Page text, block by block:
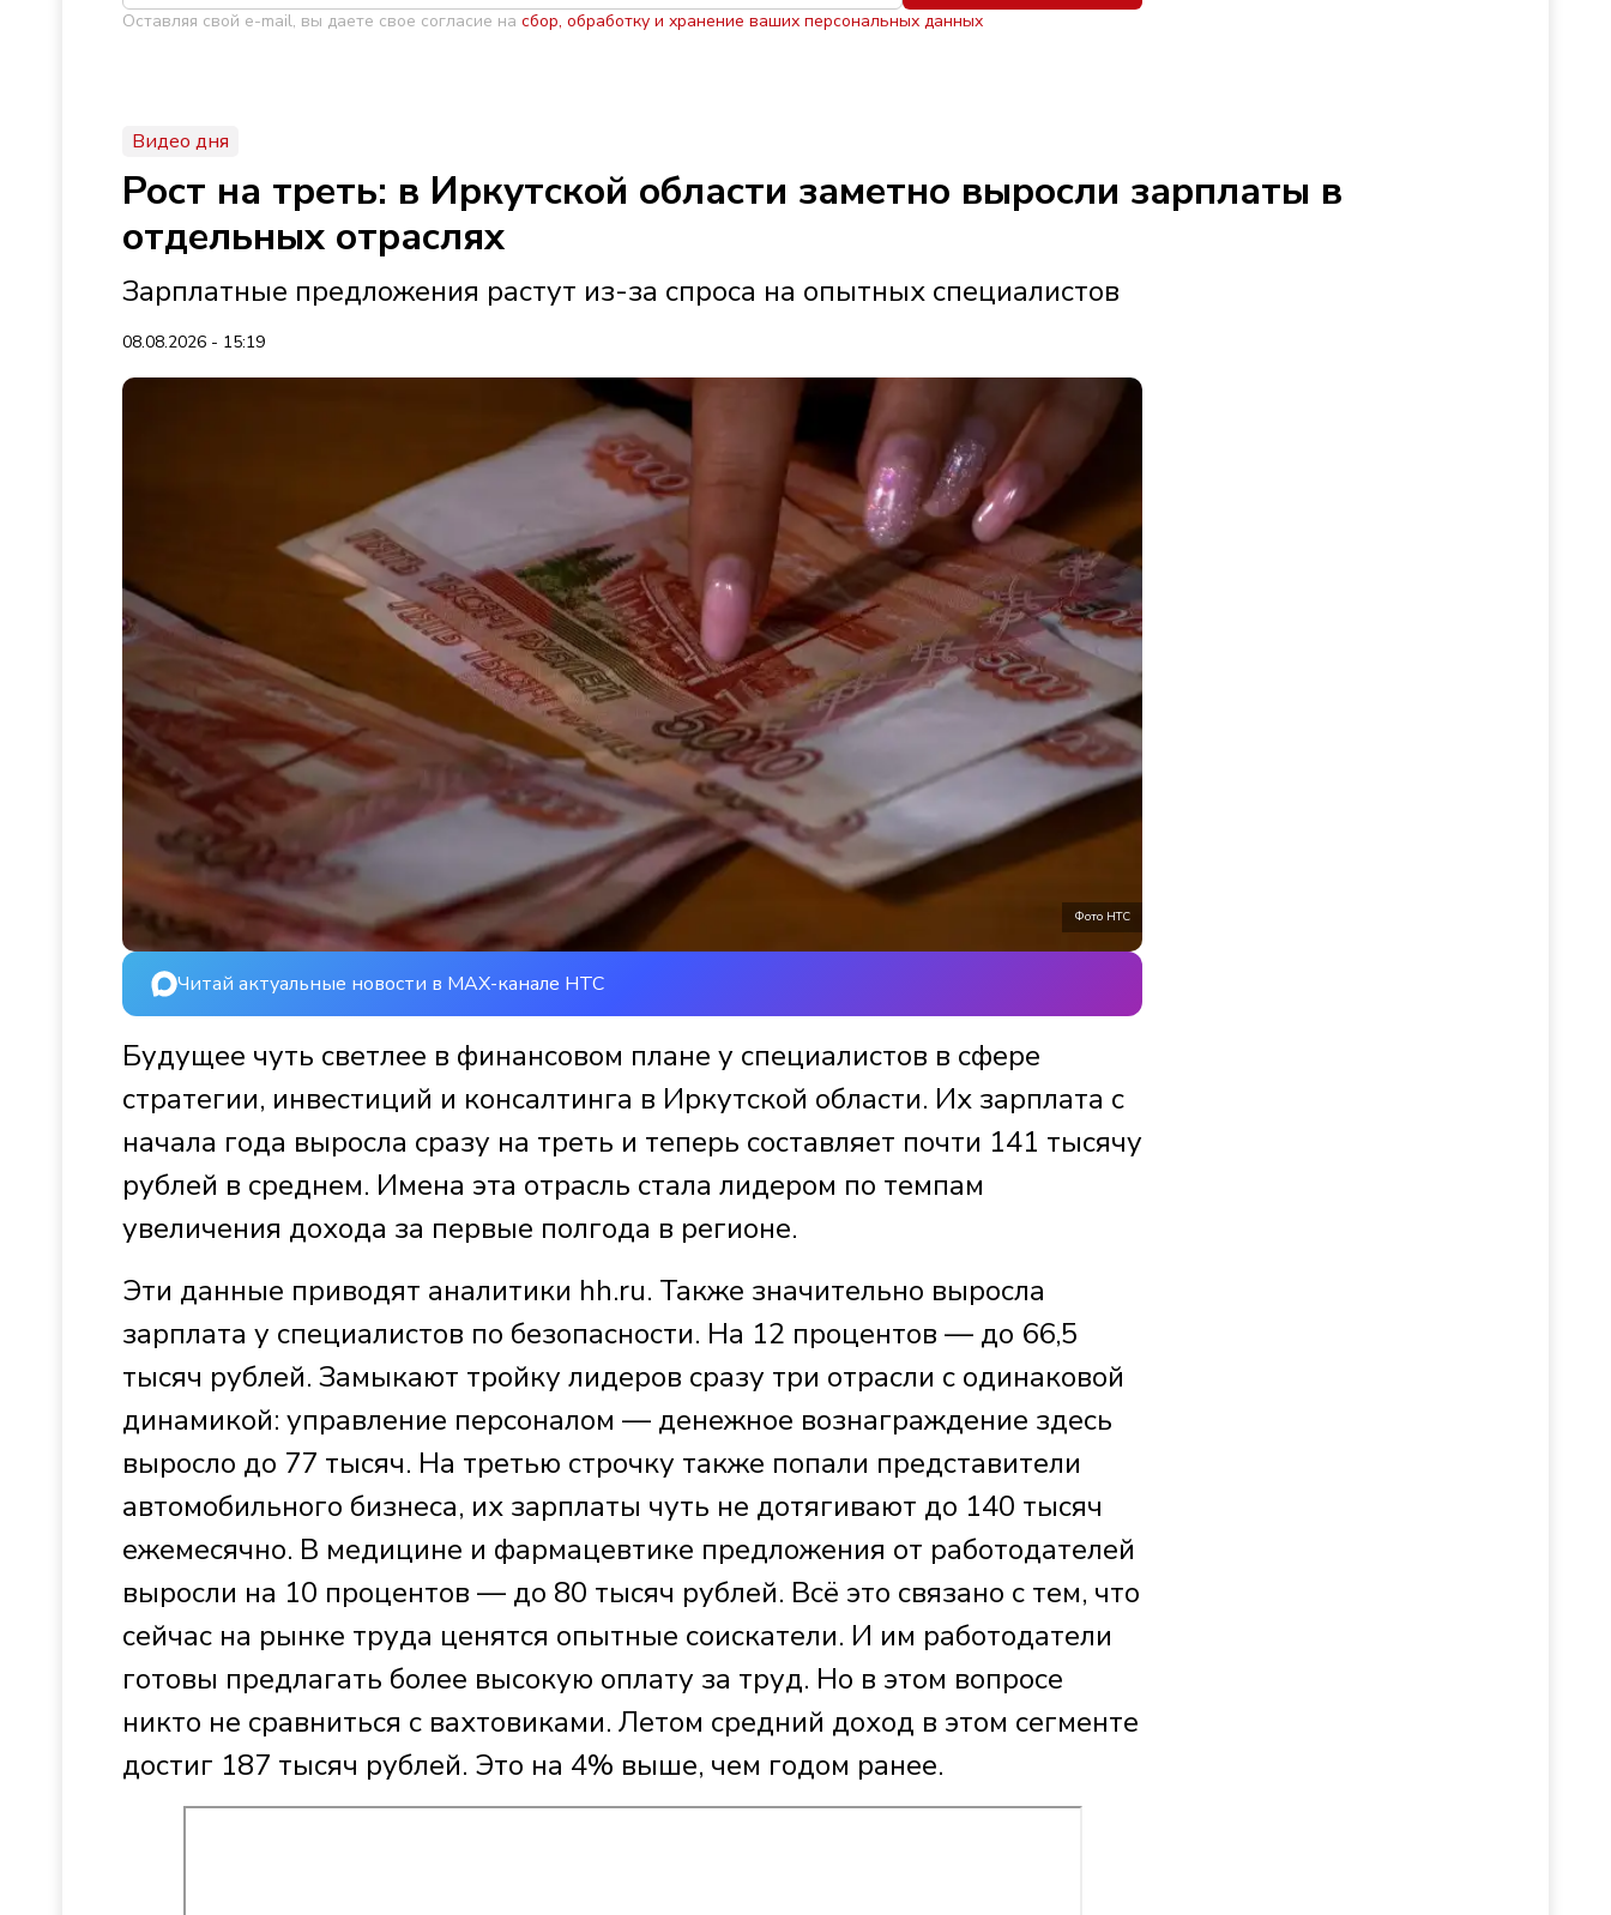
Оставляя свой e-mail, вы даете свое согласие на сбор, обработку и хранение ваших персональных данных
Видео дня
Рост на треть: в Иркутской области заметно выросли зарплаты в
отдельных отраслях
Зарплатные предложения растут из-за спроса на опытных специалистов
08.08.2026 - 15:19
Фото НТС
Читай актуальные новости в MAX-канале НТС
Будущее чуть светлее в финансовом плане у специалистов в сфере
стратегии, инвестиций и консалтинга в Иркутской области. Их зарплата с
начала года выросла сразу на треть и теперь составляет почти 141 тысячу
рублей в среднем. Имена эта отрасль стала лидером по темпам
увеличения дохода за первые полгода в регионе.
Эти данные приводят аналитики hh.ru. Также значительно выросла
зарплата у специалистов по безопасности. На 12 процентов — до 66,5
тысяч рублей. Замыкают тройку лидеров сразу три отрасли с одинаковой
динамикой: управление персоналом — денежное вознаграждение здесь
выросло до 77 тысяч. На третью строчку также попали представители
автомобильного бизнеса, их зарплаты чуть не дотягивают до 140 тысяч
ежемесячно. В медицине и фармацевтике предложения от работодателей
выросли на 10 процентов — до 80 тысяч рублей. Всё это связано с тем, что
сейчас на рынке труда ценятся опытные соискатели. И им работодатели
готовы предлагать более высокую оплату за труд. Но в этом вопросе
никто не сравниться с вахтовиками. Летом средний доход в этом сегменте
достиг 187 тысяч рублей. Это на 4% выше, чем годом ранее.